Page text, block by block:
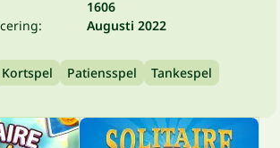
1606
Augusti 2022
Kortspel Patiensspel Tankespel